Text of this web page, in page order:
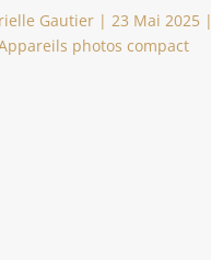
Gautier| 23 Mai 2025|
photos compact